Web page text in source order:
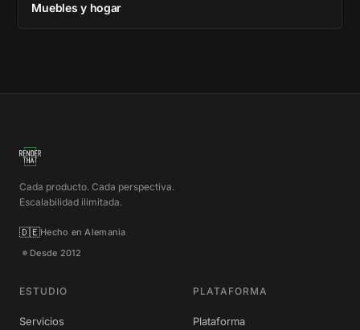
Muebles y hogar
Cada producto. Cada perspectiva.
Escalabilidad ilimitada.
🇩🇪Hecho en Alemania
Desde 2012
ESTUDIO
Servicios
PLATAFORMA
Plataforma